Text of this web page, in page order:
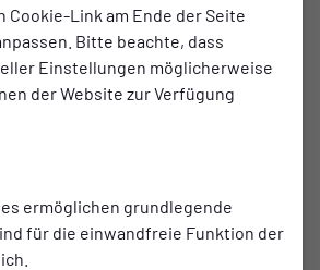
Cookie-Link am Ende der Seite
Bitte beachte, dass
Einstellungen möglicherweise
der Website zur Verfügung
ermöglichen grundlegende
für die einwandfreie Funktion der